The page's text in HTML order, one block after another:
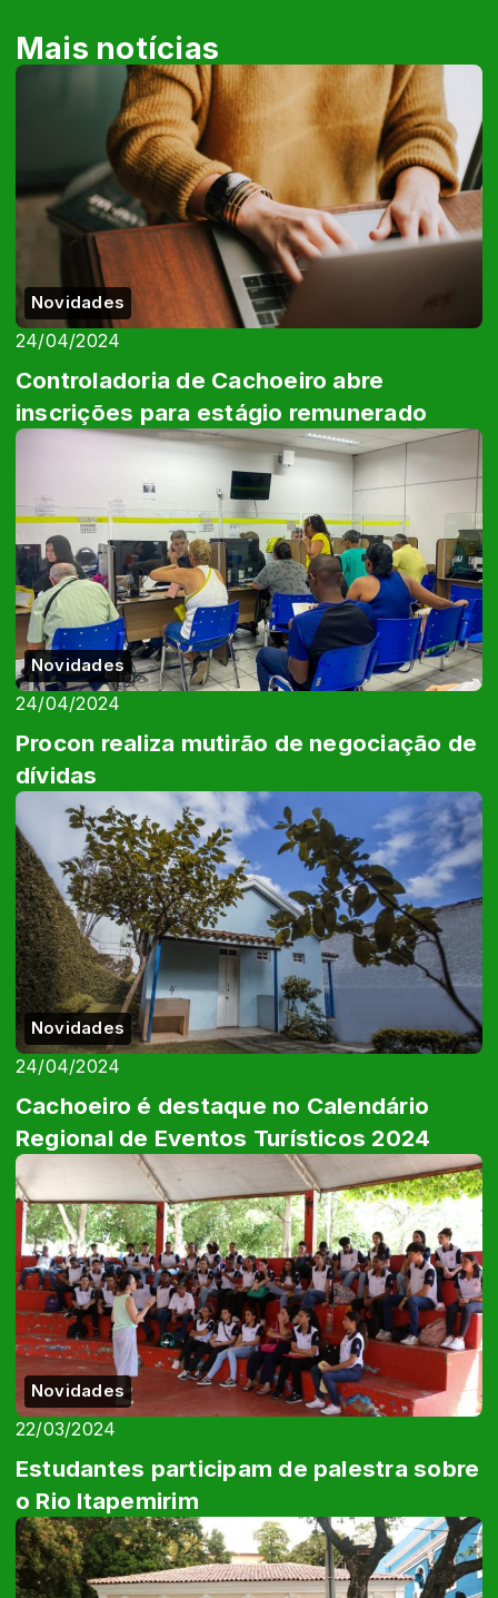
Mais notícias
Novidades
24/04/2024
Controladoria de Cachoeiro abre
inscrições para estágio remunerado
Novidades
24/04/2024
Procon realiza mutirão de negociação de
dívidas
Novidades
24/04/2024
Cachoeiro é destaque no Calendário
Regional de Eventos Turísticos 2024
Novidades
22/03/2024
Estudantes participam de palestra sobre
o Rio Itapemirim